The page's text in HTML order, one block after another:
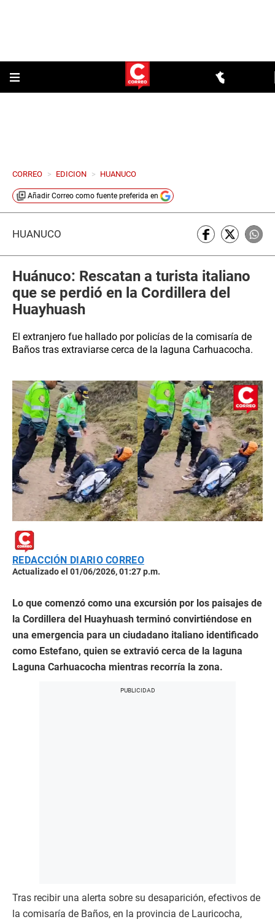
CORREO > EDICION > HUANUCO
Añadir Correo como fuente preferida en
HUÁNUCO
Huánuco: Rescatan a turista italiano
que se perdió en la Cordillera del
Huayhuash
El extranjero fue hallado por policías de la comisaría de
Baños tras extraviarse cerca de la laguna Carhuacocha.
REDACCIÓN DIARIO CORREO
Actualizado el 01/06/2026, 01:27 p.m.
Lo que comenzó como una excursión por los paisajes de
la Cordillera del Huayhuash terminó convirtiéndose en
una emergencia para un ciudadano italiano identificado
como Estefano, quien se extravió cerca de la laguna
Laguna Carhuacocha mientras recorría la zona.
Tras recibir una alerta sobre su desaparición, efectivos de
la comisaría de Baños, en la provincia de Lauricocha,